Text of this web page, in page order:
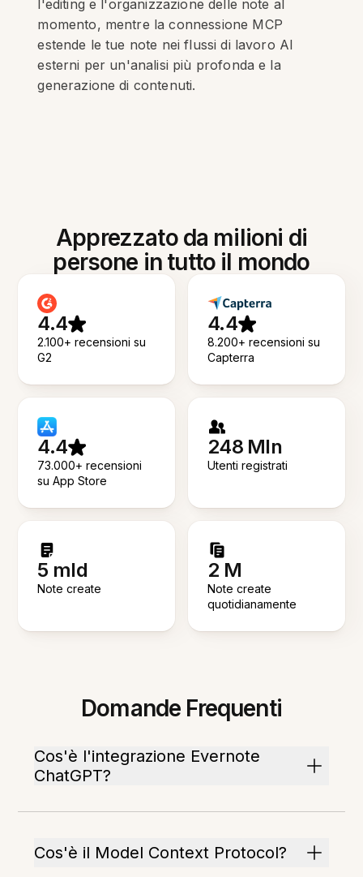
l'editing e l'organizzazione delle note al
momento, mentre la connessione MCP
estende le tue note nei flussi di lavoro AI
esterni per un'analisi più profonda e la
generazione di contenuti.
Apprezzato da milioni di
persone in tutto il mondo
4.4
2.100+ recensioni su
G2
4.4
8.200+ recensioni su
Capterra
4.4
73.000+ recensioni
su App Store
248 Mln
Utenti registrati
5 mld
Note create
2 M
Note create
quotidianamente
Domande Frequenti
Cos'è l'integrazione Evernote
ChatGPT?
Cos'è il Model Context Protocol?